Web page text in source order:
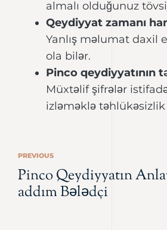
almalı olduğunuz
Qeydiyyat zamanı
Yanlış məlumat daxil
ola bilər.
Pinco qeydiyyatının
Müxtəlif şifrələr
izləməklə təhlükəsizlik
PREVIOUS
Pinco Qeydiyyatın
addım Bələdçi